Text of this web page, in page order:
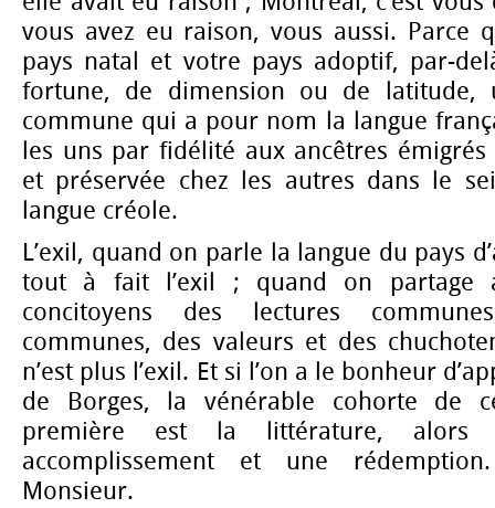
vous avez eu raison, vous aussi. Parce
pays natal et votre pays adoptif, par-
fortune, de dimension ou de latitude,
commune qui a pour nom la langue
les uns par fidélité aux ancêtres
et préservée chez les autres dans le
langue créole.
L’exil, quand on parle la langue du pays
tout à fait l’exil ; quand on partage
concitoyens des lectures
communes, des valeurs et des
n’est plus l’exil. Et si l’on a le bonheur
de Borges, la vénérable cohorte de
première est la littérature, alors
accomplissement et une
Monsieur.